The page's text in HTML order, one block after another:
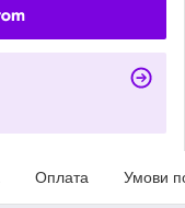
Оплата Умови